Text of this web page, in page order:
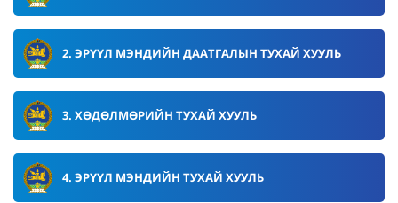
2. ЭРҮҮЛ МЭНДИЙН ДААТГАЛЫН ТУХАЙ ХУУЛЬ
3. ХӨДӨЛМӨРИЙН ТУХАЙ ХУУЛЬ
4. ЭРҮҮЛ МЭНДИЙН ТУХАЙ ХУУЛЬ